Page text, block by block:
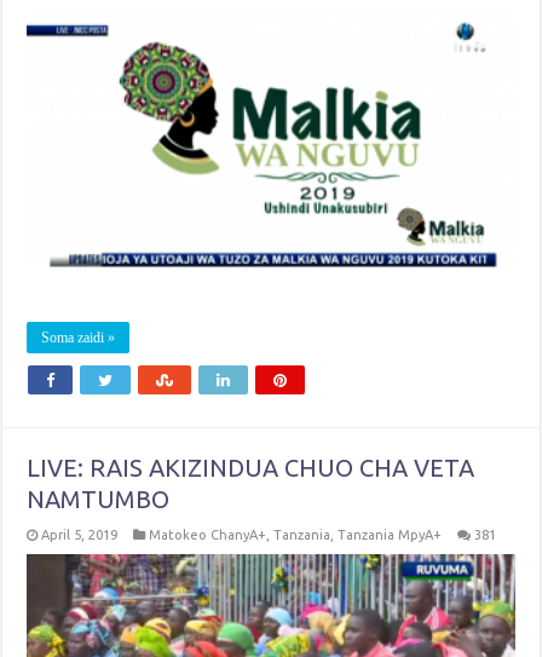
Soma zaidi »
LIVE: RAIS AKIZINDUA CHUO CHA VETA
NAMTUMBO
April 5, 2019 Matokeo ChanyA+ ,Tanzania ,Tanzania MpyA+ 381